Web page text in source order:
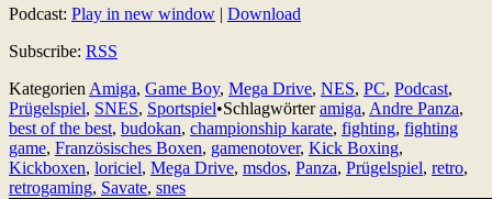
Podcast: Play in new window | Download
Subscribe: RSS
Kategorien Amiga, Game Boy, Mega Drive, NES, PC, Podcast,
Prügelspiel, SNES, Sportspiel•Schlagwörteramiga, Andre Panza,
best of the best, budokan, championship karate, fighting, fighting
game, Französisches Boxen, gamenotover, Kick Boxing,
Kickboxen, loriciel, Mega Drive, msdos, Panza, Prügelspiel, retro,
retrogaming, Savate, snes